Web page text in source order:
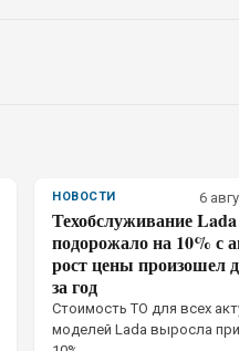
НОВОСТИ 6
Техобслуживание Lada
подорожало на 10% с
рост цены произошел
за год
Стоимость ТО для всех
моделей Lada выросла